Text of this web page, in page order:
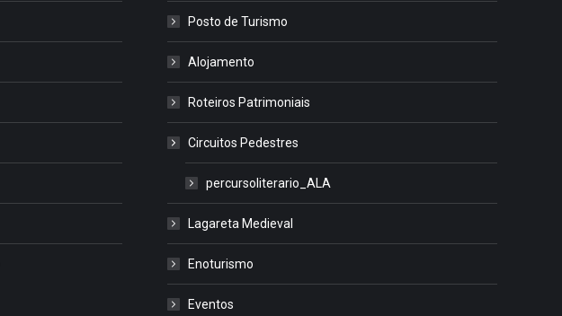
Posto de Turismo
Alojamento
Roteiros Patrimoniais
Circuitos Pedestres
percursoliterario_ALA
Lagareta Medieval
Enoturismo
Eventos